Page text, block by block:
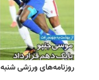
روزنامه‌های ورزشی شنبه ۱۷ مرداد ۱۴۰۵